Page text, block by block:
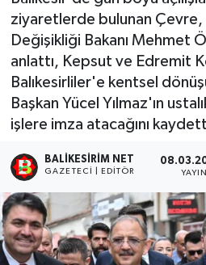
ziyaretlerde bulunan Çevre,
Değişikliği Bakanı Mehmet
anlattı, Kepsut ve Edremit
Balıkesirliler'e kentsel
Başkan Yücel Yılmaz'ın
işlere imza atacağını
BALIKESIRIM NET
GAZETECI | EDITÖR